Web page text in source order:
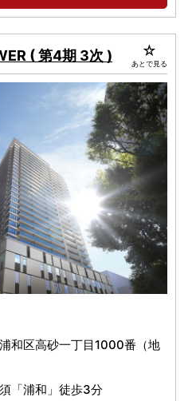
( 第4期 3次 ) あとで見る
和区高砂一丁目1000番（地
「浦和」徒歩3分